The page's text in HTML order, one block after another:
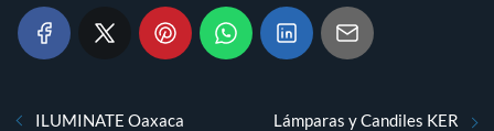
ILUMINATE Oaxaca Lámparas y Candiles KER